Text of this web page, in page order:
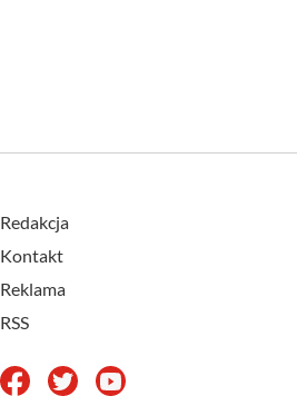
Redakcja
Kontakt
Reklama
RSS